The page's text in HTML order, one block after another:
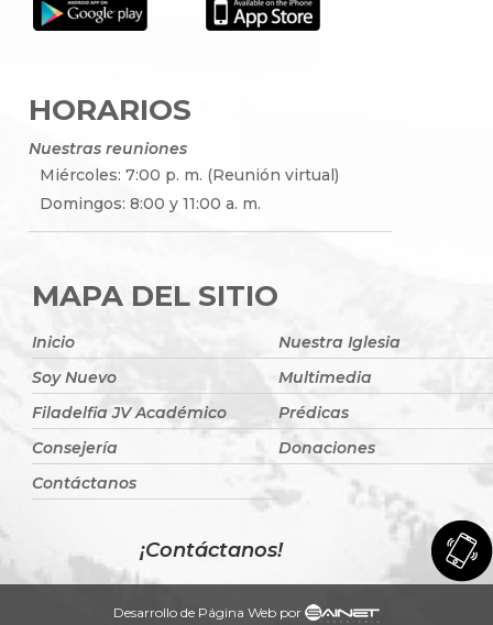
HORARIOS
Nuestras reuniones
Miércoles: 7:00 p. m. (Reunión virtual)
Domingos: 8:00 y 11:00 a. m.
MAPA DEL SITIO
Inicio
Nuestra Iglesia
Soy Nuevo
Multimedia
Filadelfia JV Académico
Prédicas
Consejería
Donaciones
Contáctanos
¡Contáctanos!
Desarrollo de Página Web por